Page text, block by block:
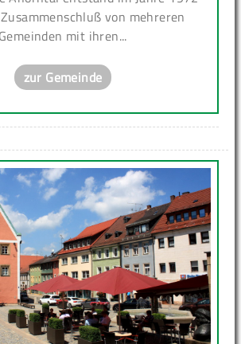
von mehreren
Gemeinden mit ihren...
zur Gemeinde